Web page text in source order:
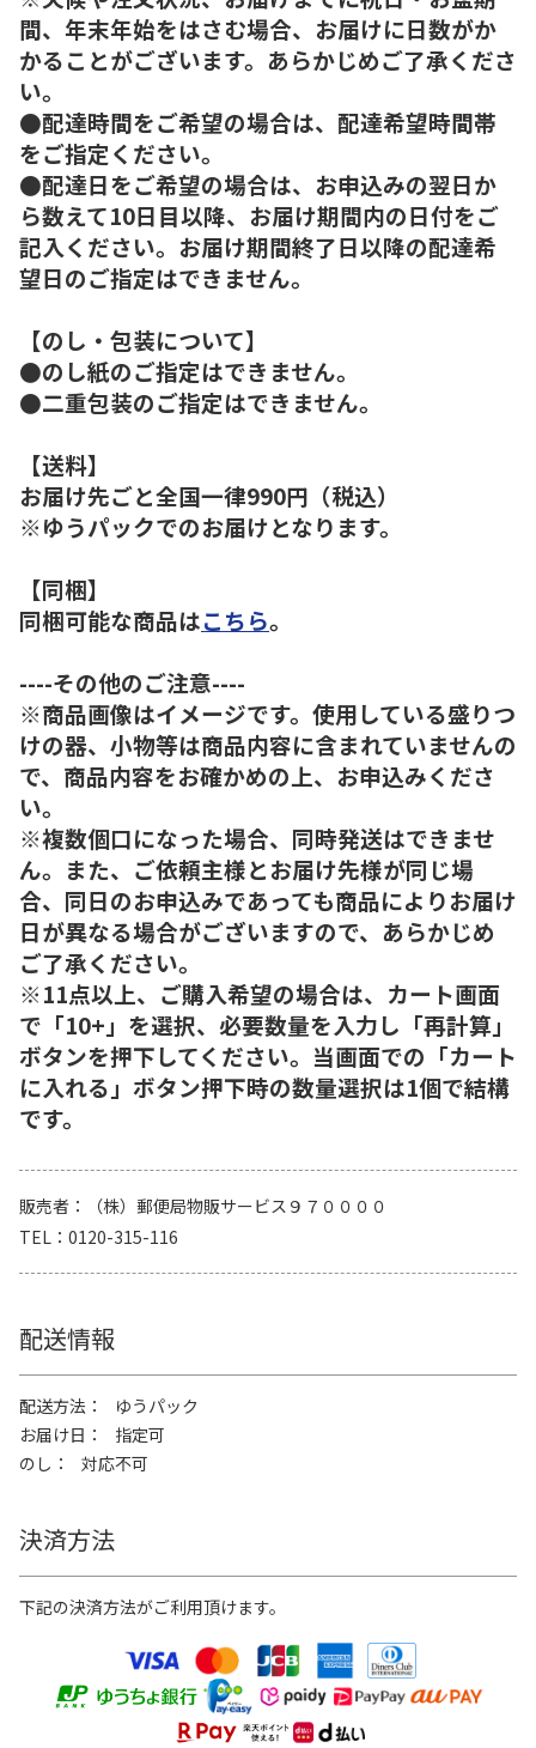
間、年末年始をはさむ場合、お届けに日数がか
かることがございます。あらかじめご了承くださ
い。
●配達時間をご希望の場合は、配達希望時間帯
をご指定ください。
●配達日をご希望の場合は、お申込みの翌日か
ら数えて10日目以降、お届け期間内の日付をご
記入ください。お届け期間終了日以降の配達希
望日のご指定はできません。
【のし・包装について】
●のし紙のご指定はできません。
●二重包装のご指定はできません。
【送料】
お届け先ごと全国一律990円（税込）
※ゆうパックでのお届けとなります。
【同梱】
同梱可能な商品はこちら。
----その他のご注意----
※商品画像はイメージです。使用している盛りつ
けの器、小物等は商品内容に含まれていませんの
で、商品内容をお確かめの上、お申込みくださ
い。
※複数個口になった場合、同時発送はできませ
ん。また、ご依頼主様とお届け先様が同じ場
合、同日のお申込みであっても商品によりお届け
日が異なる場合がございますので、あらかじめ
ご了承ください。
※11点以上、ご購入希望の場合は、カート画面
で「10+」を選択、必要数量を入力し「再計算」
ボタンを押下してください。当画面での「カート
に入れる」ボタン押下時の数量選択は1個で結構
です。
販売者
（株）郵便局物販サービス９７００００
TEL
0120-315-116
配送情報
配送方法
ゆうパック
お届け日
指定可
のし
対応不可
決済方法
下記の決済方法がご利用頂けます。